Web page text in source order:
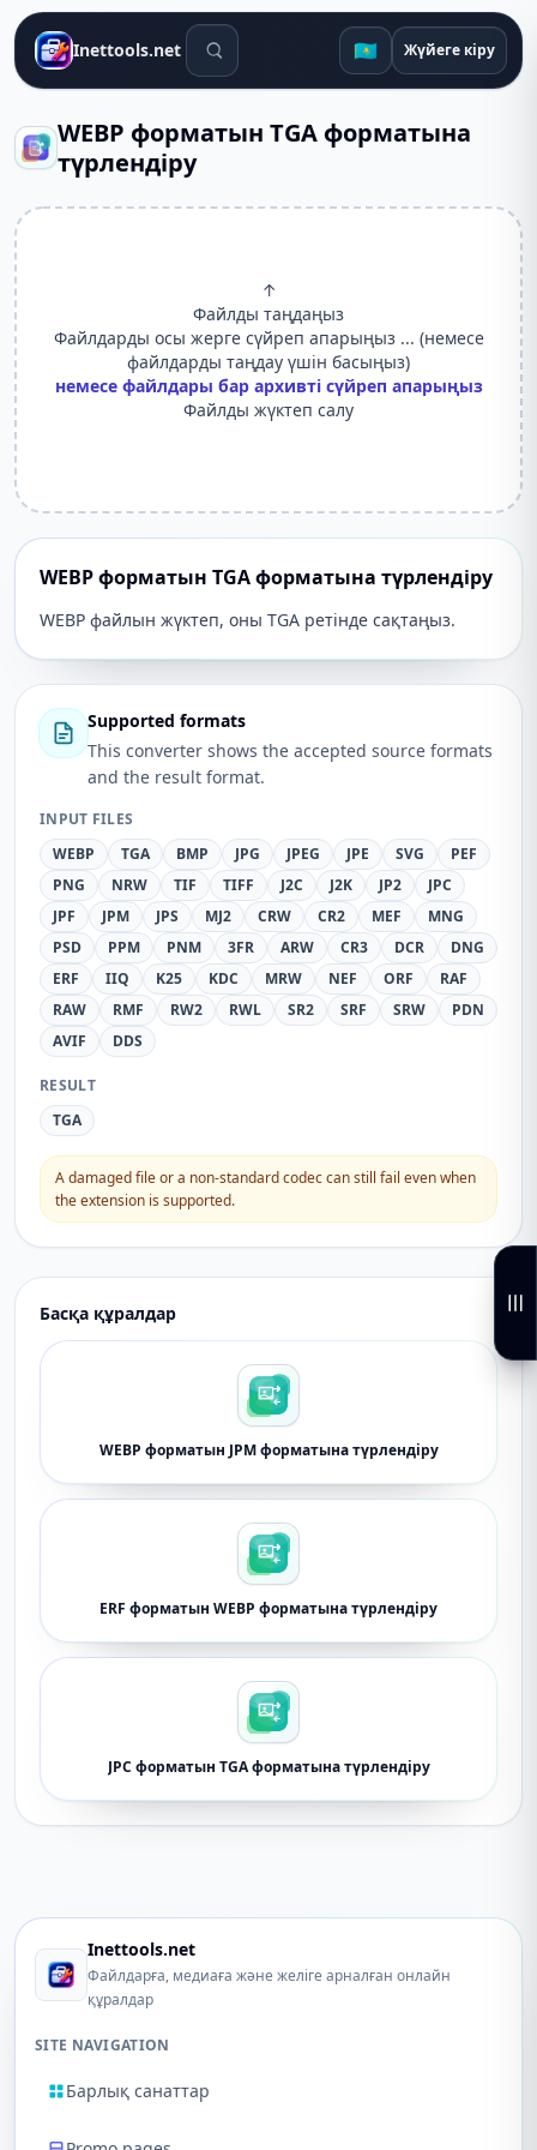
Inettools.net Іздеу құралдары 🇰🇿 Жүйеге кіру
WEBP форматын TGA форматына
түрлендіру
↑
Файлды таңдаңыз
Файлдарды осы жерге сүйреп апарыңыз ... (немесе
файлдарды таңдау үшін басыңыз)
немесе файлдары бар архивті сүйреп апарыңыз
Файлды жүктеп салу
WEBP форматын TGA форматына түрлендіру
WEBP файлын жүктеп, оны TGA ретінде сақтаңыз.
Supported formats
This converter shows the accepted source formats
and the result format.
INPUT FILES
WEBP
TGA BMP JPG JPEG JPE SVG
PEF
PNG
NRW TIF TIFF J2C J2K JP2
JPC
JPF
JPM JPS MJ2 CRW CR2 MEF
MNG
PSD
PPM PNM 3FR ARW CR3 DCR
DNG
ERF
IIQ K25 KDC MRW NEF ORF
RAF
RAW
RMF RW2 RWL SR2 SRF SRW
PDN
AVIF
DDS
RESULT
TGA
A damaged file or a non-standard codec can still fail even when
the extension is supported.
Басқа құралдар
WEBP форматын JPM форматына түрлендіру
ERF форматын WEBP форматына түрлендіру
JPC форматын TGA форматына түрлендіру
Inettools.net
Файлдарға, медиаға және желіге арналған онлайн
құралдар
SITE NAVIGATION
Барлық санаттар